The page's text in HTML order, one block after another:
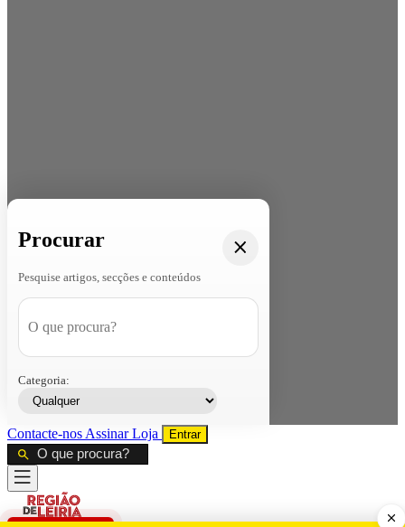
Procurar
Pesquise artigos, secções e conteúdos
Categoria:
Contacte-nos AssinarLoja Entrar